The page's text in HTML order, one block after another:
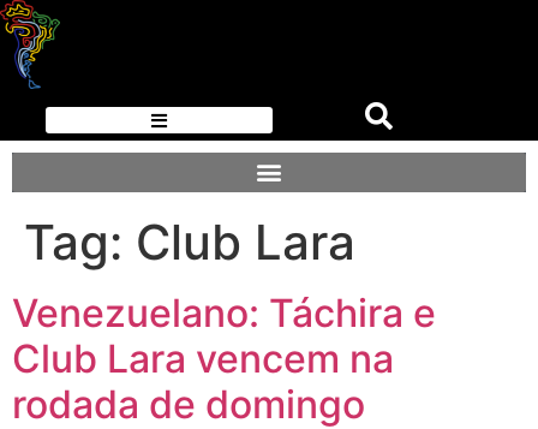
Tag: Club Lara
Venezuelano: Táchira e
Club Lara vencem na
rodada de domingo